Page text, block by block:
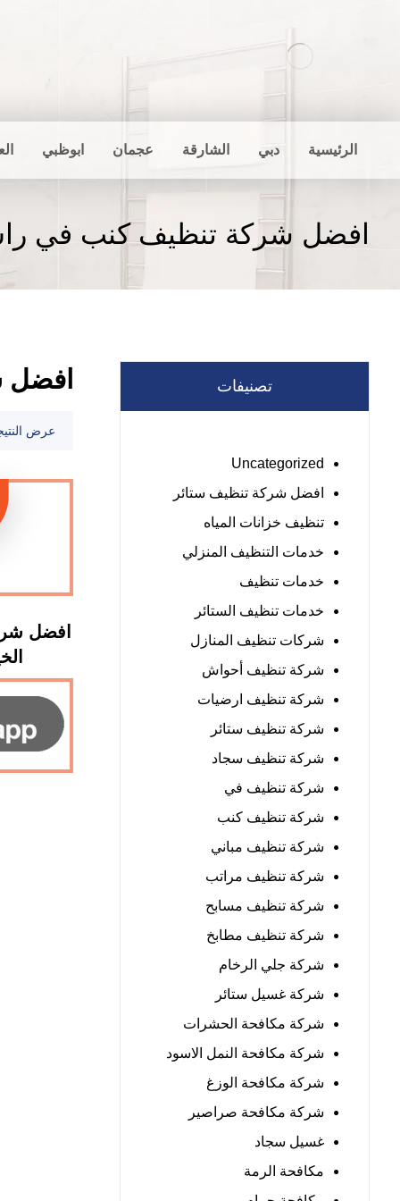
الرئيسية دبي الشارقة عجمان ابوظبي
افضل شركة تنظيف كنب في
افضل
عرض
افضل
تصنيفات
Uncategorized
افضل شركة تنظيف ستائر
تنظيف خزانات المياه
خدمات التنظيف المنزلي
خدمات تنظيف
خدمات تنظيف الستائر
شركات تنظيف المنازل
شركة تنظيف أحواش
شركة تنظيف ارضيات
شركة تنظيف ستائر
شركة تنظيف سجاد
شركة تنظيف في
شركة تنظيف كنب
شركة تنظيف مباني
شركة تنظيف مراتب
شركة تنظيف مسابح
شركة تنظيف مطابخ
شركة جلي الرخام
شركة غسيل ستائر
شركة مكافحة الحشرات
شركة مكافحة النمل الاسود
شركة مكافحة الوزغ
شركة مكافحة صراصير
غسيل سجاد
مكافحة الرمة